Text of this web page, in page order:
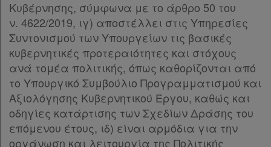
Παροχές
σε
συνδρομητές
Ενεργοί
Κυβέρνησης, σύμφωνα με το άρθρο 50 του
ν. 4622/2019, ιγ) αποστέλλει στις Υπηρεσίες
Συντονισμού των Υπουργείων τις βασικές
κυβερνητικές προτεραιότητες και στόχους
ανά τομέα πολιτικής, όπως καθορίζονται από
το Υπουργικό Συμβούλιο Προγραμματισμού και
Αξιολόγησης Κυβερνητικού Έργου, καθώς και
οδηγίες κατάρτισης των Σχεδίων Δράσης του
επόμενου έτους, ιδ) είναι αρμόδια για την
οργάνωση και λειτουργία της Πολιτικής